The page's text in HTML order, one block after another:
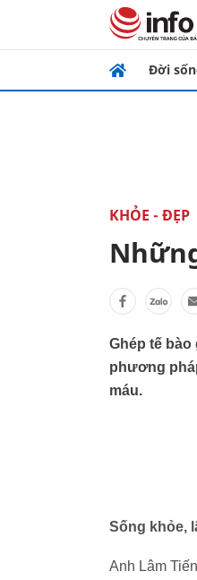
Đời
KHỎE - ĐẸP
Ghép tế
phương
máu.
Sống khỏe,
Anh Lâm